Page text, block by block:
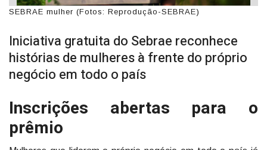
SEBRAE mulher (Fotos: Reprodução-SEBRAE)
Iniciativa gratuita do Sebrae reconhece
histórias de mulheres à frente do próprio
negócio em todo o país
Inscrições abertas para o
prêmio